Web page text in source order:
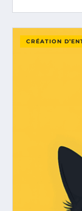
CRÉATION